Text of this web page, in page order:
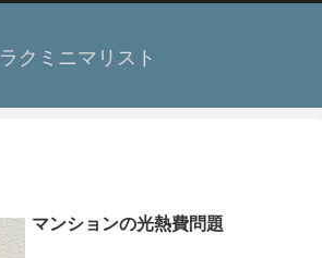
ラクミニマリスト
マンションの光熱費問題